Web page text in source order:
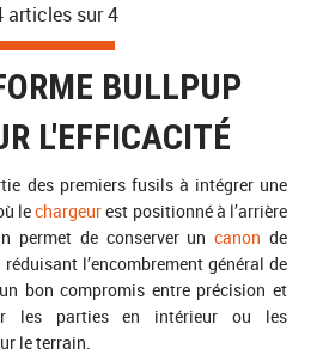
articles sur 4
BULLPUP
L'EFFICACITÉ
des premiers fusils à intégrer une
lechargeurest positionné à l’arrière
permet de conserver uncanon de
l’encombrement général de
bon compromis entre précision et
les parties en intérieur ou les
le terrain.